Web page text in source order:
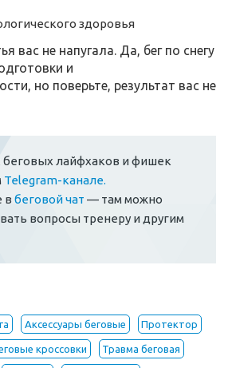
здоровья
вас не напугала. Да, бег по снегу
и
но поверьте, результат вас не
лайфхаков и фишек
Telegram-канале.
в беговой чат — там можно
вопросы тренеру и другим
Аксессуары беговые Протектор
кроссовки Травма беговая